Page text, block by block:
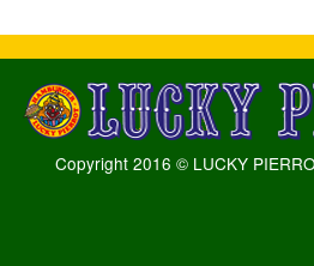
Copyright 2016 © LUCKY